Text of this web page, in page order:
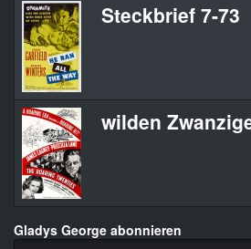
Steckbrief 7-73
wilden
Gladys George abonnieren